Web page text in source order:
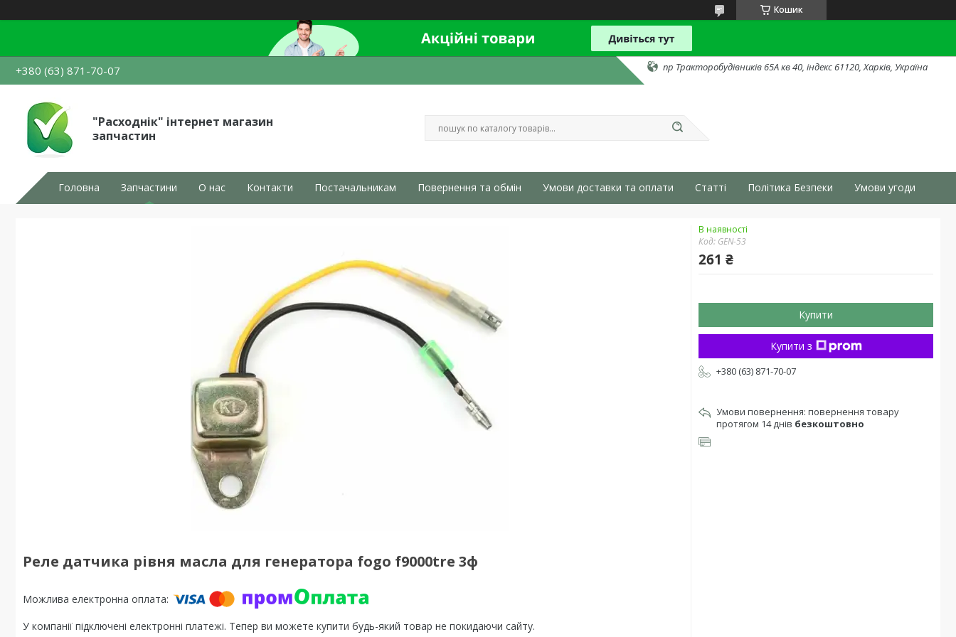
Кошик
+380 (63) 871-70-07 пр Тракторобудівників 65А кв 40, індекс 61120, Харків, Україна
"Расходнік" інтернет магазин
запчастин
Головна Запчастини О нас Контакти Постачальникам Повернення та обмін Умови доставки та оплати Статті Політика Безпеки Умови угоди
Реле датчика рівня масла для генератора fogo f9000tre 3ф
У компанії підключені електронні платежі. Тепер ви можете купити будь-який товар не покидаючи сайту.
В наявності
Код: GEN-53
261 ₴
Купити
Купити з
+380 (63) 871-70-07
повернення товару
протягом 14 днів безкоштовно